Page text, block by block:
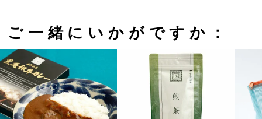
ご一緒にいかがですか：